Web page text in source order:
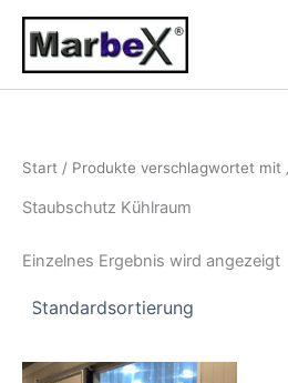
Zum
Inhalt
springen
Start / Produkte verschlagwortet mit
Staubschutz Kühlraum
Einzelnes Ergebnis wird angezeigt